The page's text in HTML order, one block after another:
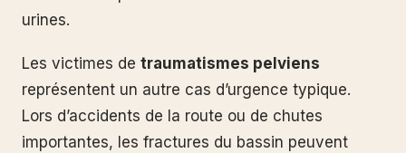
urines.
Les victimes de traumatismes pelviens
représentent un autre cas d’urgence typique.
Lors d’accidents de la route ou de chutes
importantes, les fractures du bassin peuvent